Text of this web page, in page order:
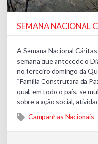
SEMANA NACIONAL
A Semana Nacional
semana que antecede o
no terceiro domingo da
“Família Construtora da
qual, em todo o país, se
sobre a ação social,
Campanhas Nacionais